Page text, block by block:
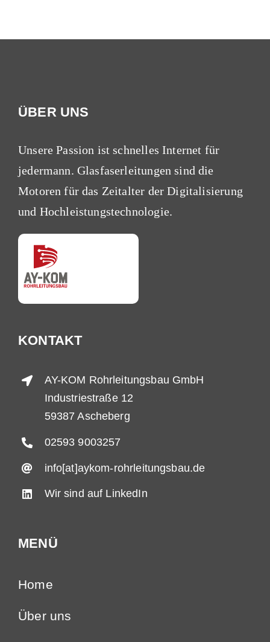
ÜBER UNS
Unsere Passion ist schnelles Internet für
jedermann. Glas­faser­leitungen sind die
Motoren für das Zeitalter der Digi­tali­sierung
und Hoch­leistungs­technologie.
KONTAKT
AY-KOM Rohrleitungsbau GmbH
Industriestraße 12
59387 Ascheberg
02593 9003257
info[at]aykom-rohrleitungsbau.de
Wir sind auf LinkedIn
MENÜ
Home
Über uns